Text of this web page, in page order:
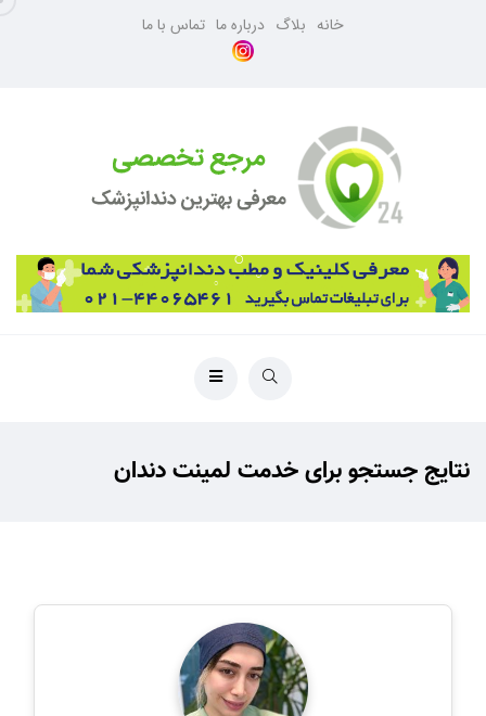
خانه بلاگ درباره ما تماس با ما
نتایج جستجو برای خدمت لمینت دندان